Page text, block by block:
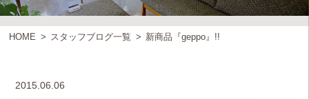
HOME スタッフブログ一覧 新商品『geppo』!!
2015.06.06